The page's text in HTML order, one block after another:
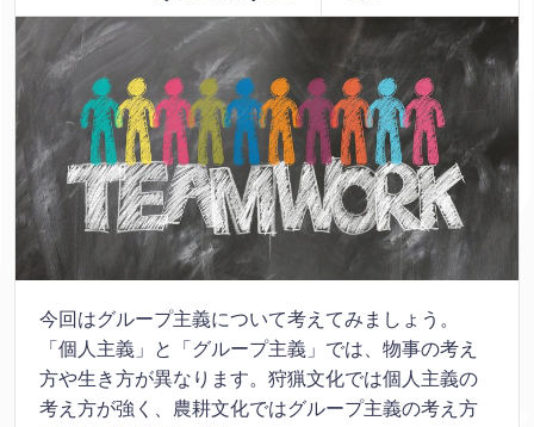
今回はグループ主義について考えてみましょう。
「個人主義」と「グループ主義」では、物事の考え
方や生き方が異なります。狩猟文化では個人主義の
考え方が強く、農耕文化ではグループ主義の考え方